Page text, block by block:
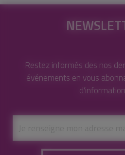
Restez informés des nos
événements en vous